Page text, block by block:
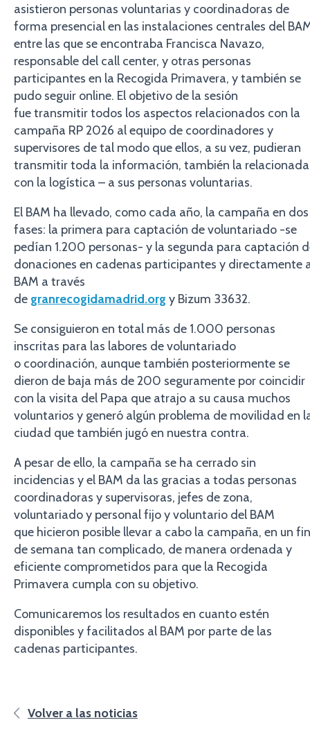
asistieron personas voluntarias y coordinadoras de
forma presencial en las instalaciones centrales del
entre las que se encontraba Francisca Navazo,
responsable del call center, y otras personas
participantes en la Recogida Primavera, y también se
pudo seguir online. El objetivo de la sesión
fue transmitir todos los aspectos relacionados con la
campaña RP 2026 al equipo de coordinadores y
supervisores de tal modo que ellos, a su vez, pudieran
transmitir toda la información, también la relacionada
con la logística – a sus personas voluntarias.
El BAM ha llevado, como cada año, la campaña en dos
fases: la primera para captación de voluntariado -se
pedían 1.200 personas- y la segunda para captación
donaciones en cadenas participantes y directamente
BAM a través
de granrecogidamadrid.org y Bizum 33632.
Se consiguieron en total más de 1.000 personas
inscritas para las labores de voluntariado
o coordinación, aunque también posteriormente se
dieron de baja más de 200 seguramente por coincidir
con la visita del Papa que atrajo a su causa muchos
voluntarios y generó algún problema de movilidad en
ciudad que también jugó en nuestra contra.
A pesar de ello, la campaña se ha cerrado sin
incidencias y el BAM da las gracias a todas personas
coordinadoras y supervisoras, jefes de zona,
voluntariado y personal fijo y voluntario del BAM
que hicieron posible llevar a cabo la campaña, en un fin
de semana tan complicado, de manera ordenada y
eficiente comprometidos para que la Recogida
Primavera cumpla con su objetivo.
Comunicaremos los resultados en cuanto estén
disponibles y facilitados al BAM por parte de las
cadenas participantes.
Volver a las noticias